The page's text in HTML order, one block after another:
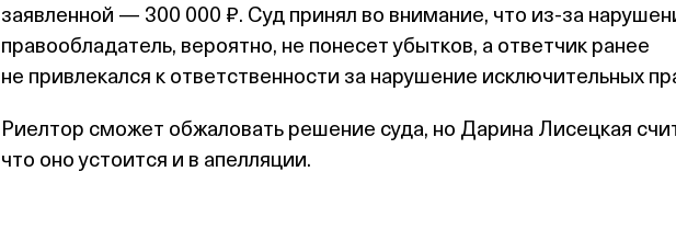
заявленной — 300 000 ₽. Суд принял во внимание, что из‑за
правообладатель, вероятно, не понесет убытков, а ответчик ранее
не привлекался к ответственности за нарушение исключительных
Риелтор сможет обжаловать решение суда, но Дарина Лисецкая
что оно устоится и в апелляции.